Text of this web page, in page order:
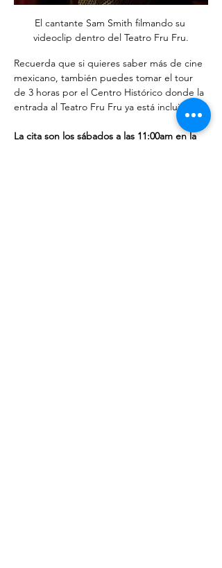
El cantante Sam Smith filmando su
videoclip dentro del Teatro Fru Fru.
Recuerda que si quieres saber más de cine
mexicano, también puedes tomar el tour
de 3 horas por el Centro Histórico donde la
entrada al Teatro Fru Fru ya está incluida.
La cita son los sábados a las 11:00am en la